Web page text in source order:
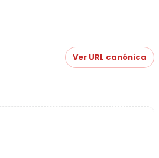
Ver URL canónica